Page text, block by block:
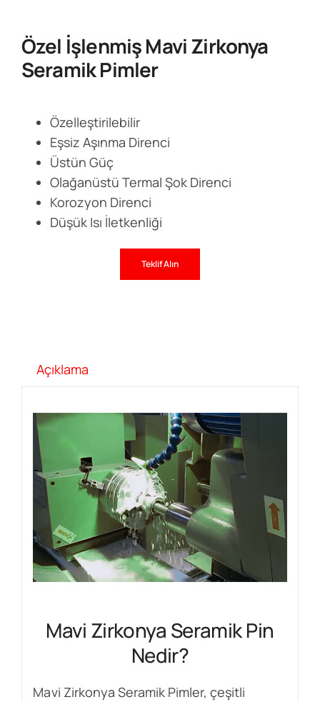
Özel İşlenmiş Mavi Zirkonya
Seramik Pimler
Özelleştirilebilir
Eşsiz Aşınma Direnci
Üstün Güç
Olağanüstü Termal Şok Direnci
Korozyon Direnci
Düşük Isı İletkenliği
Teklif Alın
Açıklama
Mavi Zirkonya Seramik Pin
Nedir?
Mavi Zirkonya Seramik Pimler, çeşitli